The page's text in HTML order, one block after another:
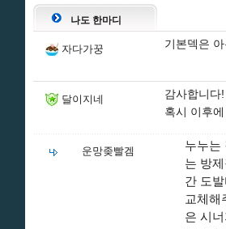
나도 한마디
자다가꿍 기본덱은
달이지네
감사합니다!
혹시 이후
운망좆빨겜
누누는
는 방
간 도
교체해
은 시